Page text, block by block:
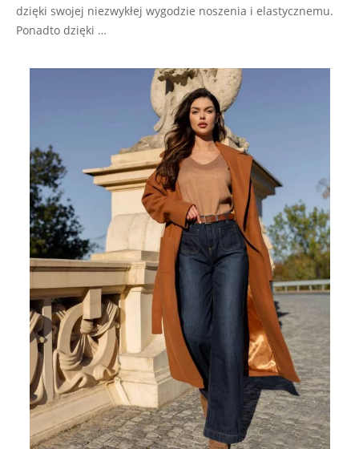
dzięki swojej niezwykłej wygodzie noszenia i elastycznemu.
Ponadto dzięki …